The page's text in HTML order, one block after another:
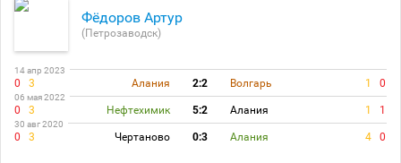
Фёдоров Артур
(Петрозаводск)
14 апр 2023
0 3 Алания 2:2 Волгарь 1 0
06 мая 2022
0 3 Нефтехимик 5:2 Алания 1 1
30 авг 2020
0 3 Чертаново 0:3 Алания 4 0